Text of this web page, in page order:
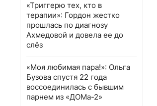
«Триггерю тех, кто в
терапии»: Гордон жестко
прошлась по диагнозу
Ахмедовой и довела ее до
слёз
«Моя любимая пара!»: Ольга
Бузова спустя 22 года
воссоединилась с бывшим
парнем из «ДОМа-2»